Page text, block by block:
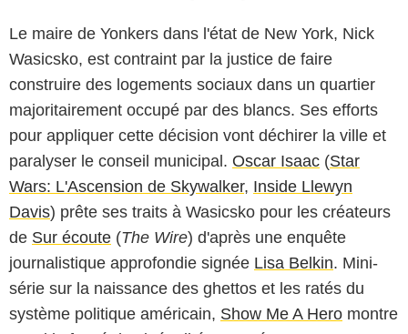
Le maire de Yonkers dans l'état de New York, Nick
Wasicsko, est contraint par la justice de faire
construire des logements sociaux dans un quartier
majoritairement occupé par des blancs. Ses efforts
pour appliquer cette décision vont déchirer la ville et
paralyser le conseil municipal. Oscar Isaac (Star
Wars: L'Ascension de Skywalker, Inside Llewyn
Davis) prête ses traits à Wasicsko pour les créateurs
de Sur écoute (The Wire) d'après une enquête
journalistique approfondie signée Lisa Belkin. Mini-
série sur la naissance des ghettos et les ratés du
système politique américain, Show Me A Hero montre